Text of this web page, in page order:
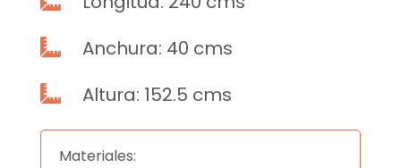
 Anchura: 40 cms
 Altura: 152.5 cms
Materiales: